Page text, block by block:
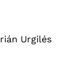
Urgilés